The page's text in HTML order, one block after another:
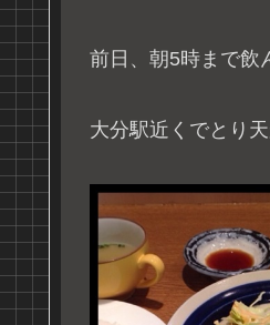
前日、朝5時まで飲
大分駅近くでとり